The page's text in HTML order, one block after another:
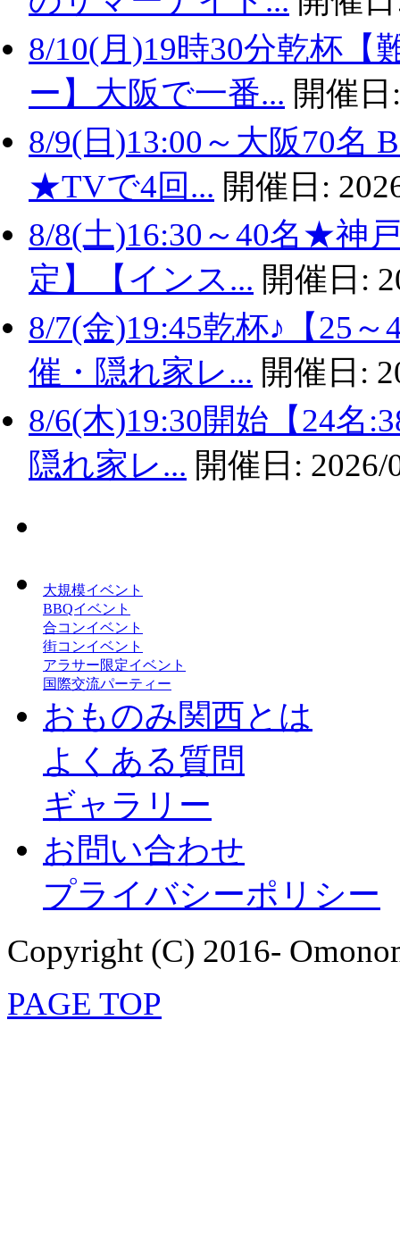
8/10(月)19時30分乾杯【
ー】大阪で一番... 開催
8/9(日)13:00～大阪70名
★TVで4回... 開催日:
8/8(土)16:30～40名★神
定】【インス... 開催日:
8/7(金)19:45乾杯♪【25
催・隠れ家レ... 開催日:
8/6(木)19:30開始【24名
隠れ家レ... 開催日: 2026/
大規模イベント
BBQイベント
合コンイベント
街コンイベント
アラサー限定イベント
国際交流パーティー
おものみ関西とは
よくある質問
ギャラリー
お問い合わせ
プライバシーポリシー
Copyright (C) 2016-
PAGE TOP